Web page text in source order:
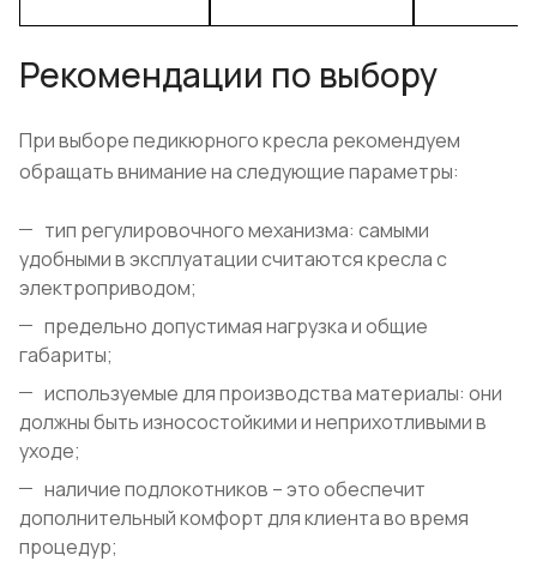
Рекомендации по выбору
При выборе педикюрного кресла рекомендуем
обращать внимание на следующие параметры:
тип регулировочного механизма: самыми
удобными в эксплуатации считаются кресла с
электроприводом;
предельно допустимая нагрузка и общие
габариты;
используемые для производства материалы: они
должны быть износостойкими и неприхотливыми в
уходе;
наличие подлокотников – это обеспечит
дополнительный комфорт для клиента во время
процедур;